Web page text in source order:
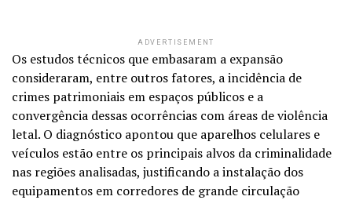
ADVERTISEMENT
Os estudos técnicos que embasaram a expansão
consideraram, entre outros fatores, a incidência de
crimes patrimoniais em espaços públicos e a
convergência dessas ocorrências com áreas de violência
letal. O diagnóstico apontou que aparelhos celulares e
veículos estão entre os principais alvos da criminalidade
nas regiões analisadas, justificando a instalação dos
equipamentos em corredores de grande circulação